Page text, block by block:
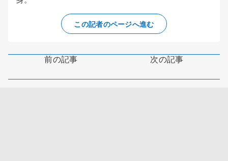
この記者のページへ進む
前の記事 次の記事